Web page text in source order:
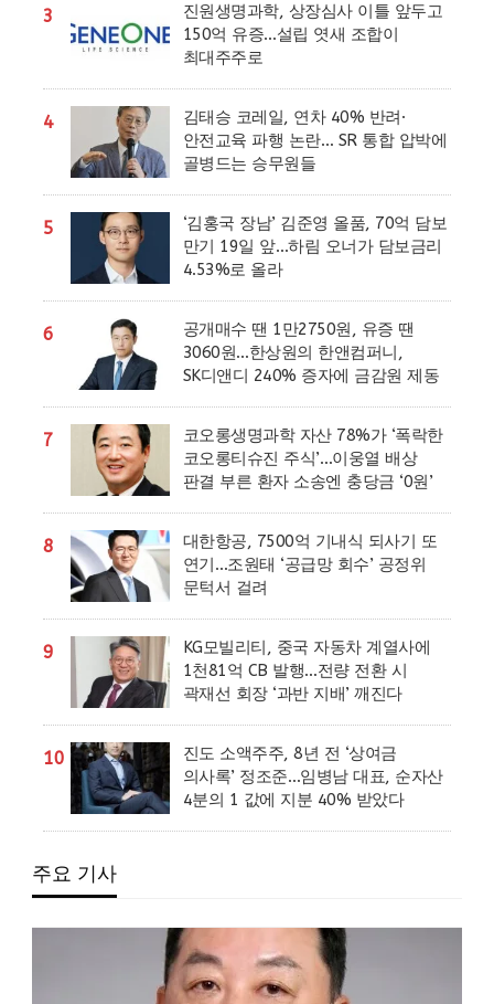
3
진원생명과학, 상장심사 이틀 앞두고
150억 유증…설립 엿새 조합이
최대주주로
4
김태승 코레일, 연차 40% 반려·
안전교육 파행 논란… SR 통합 압박에
골병드는 승무원들
5
‘김홍국 장남’ 김준영 올품, 70억 담보
만기 19일 앞…하림 오너가 담보금리
4.53%로 올라
6
공개매수 땐 1만2750원, 유증 땐
3060원…한상원의 한앤컴퍼니,
SK디앤디 240% 증자에 금감원 제동
7
코오롱생명과학 자산 78%가 ‘폭락한
코오롱티슈진 주식’…이웅열 배상
판결 부른 환자 소송엔 충당금 ‘0원’
8
대한항공, 7500억 기내식 되사기 또
연기…조원태 ‘공급망 회수’ 공정위
문턱서 걸려
9
KG모빌리티, 중국 자동차 계열사에
1천81억 CB 발행…전량 전환 시
곽재선 회장 ‘과반 지배’ 깨진다
10
진도 소액주주, 8년 전 ‘상여금
의사록’ 정조준…임병남 대표, 순자산
4분의 1 값에 지분 40% 받았다
주요 기사